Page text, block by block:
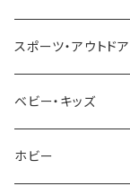
NIXON
AVALANCHE
ORIENT
DIESEL
ALV
Merge
22designstudio
BOTTEGA VENETA
EMPORIO ARMANI
NEWYORKER
OROBIANCO
Ellese
BEAMZSQUARE
BLAZER CLUB
ANDY HAWARD
CITIZEN
BRAUN
RHYTHM
Helios
VALENTINO
LAMY
WATERMAN
PARKER
スポーツ・アウトドア
Trangia
Barebones
ベビー・キッズ
ふわりぃ
ホビー